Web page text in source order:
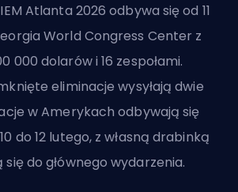
Atlanta 2026 odbywa się od 11
World Congress Center z
000 dolarów i 16 zespołami.
eliminacje wysyłają dwie
w Amerykach odbywają się
do 12 lutego, z własną drabinką
do głównego wydarzenia.